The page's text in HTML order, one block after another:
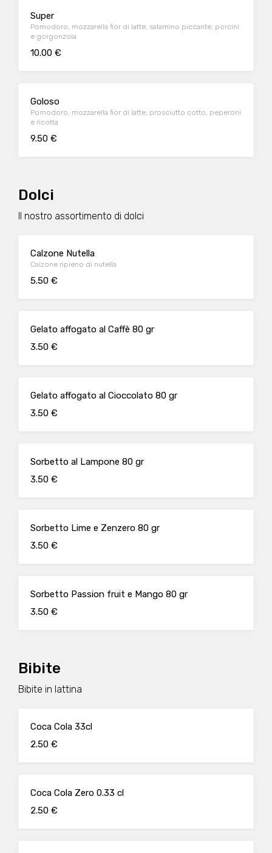
Super
Pomodoro, mozzarella fior di latte, salamino piccante, porcini
e gorgonzola
10.00 €
Goloso
Pomodoro, mozzarella fior di latte, prosciutto cotto, peperoni
e ricotta
9.50 €
Dolci
Il nostro assortimento di dolci
Calzone Nutella
Calzone ripieno di nutella
5.50 €
Gelato affogato al Caffè 80 gr
3.50 €
Gelato affogato al Cioccolato 80 gr
3.50 €
Sorbetto al Lampone 80 gr
3.50 €
Sorbetto Lime e Zenzero 80 gr
3.50 €
Sorbetto Passion fruit e Mango 80 gr
3.50 €
Bibite
Bibite in lattina
Coca Cola 33cl
2.50 €
Coca Cola Zero 0.33 cl
2.50 €